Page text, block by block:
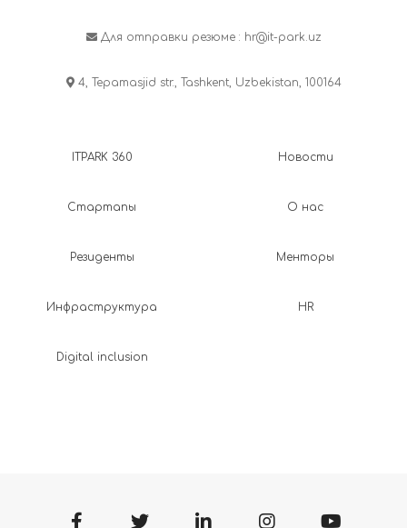
Для отправки резюме : hr@it-park.uz
4, Tepamasjid str., Tashkent, Uzbekistan, 100164
ITPARK 360
Стартапы
Резиденты
Инфраструктура
Digital inclusion
Новости
О нас
Менторы
HR